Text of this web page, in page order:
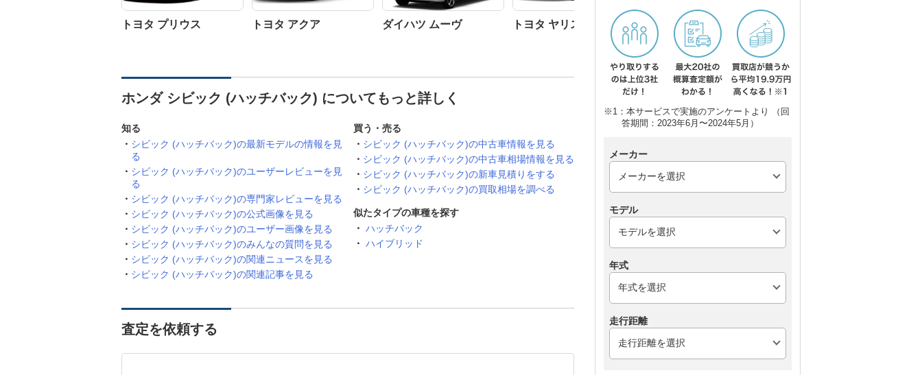
トヨタ プリウス トヨタ アクア ダイハツ ムーヴ トヨタ ヤリス スズキ アルト スズキ スイフト
ホンダ シビック (ハッチバック) についてもっと詳しく
知る
シビック (ハッチバック)の最新モデルの情報を見
る
シビック (ハッチバック)のユーザーレビューを見
る
シビック (ハッチバック)の専門家レビューを見る
シビック (ハッチバック)の公式画像を見る
シビック (ハッチバック)のユーザー画像を見る
シビック (ハッチバック)のみんなの質問を見る
シビック (ハッチバック)の関連ニュースを見る
シビック (ハッチバック)の関連記事を見る
買う・売る
シビック (ハッチバック)の中古車情報を見る
シビック (ハッチバック)の中古車相場情報を見る
シビック (ハッチバック)の新車見積りをする
シビック (ハッチバック)の買取相場を調べる
似たタイプの車種を探す
ハッチバック
ハイブリッド
査定を依頼する
※1：本サービスで実施のアンケートより （回
答期間：2023年6月〜2024年5月）
メーカー
モデル
年式
走行距離